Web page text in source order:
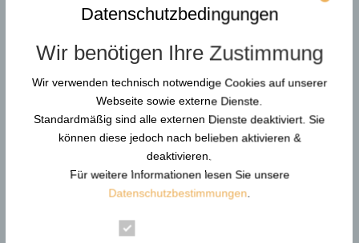
Handlungssicherheit als strategische Aufgabe der
stehen heute vor...
Durchsuchen…
Neue Artikel
Gewaltprävention
Datenschutzbedingungen
Wir benötigen Ihre Zustimmung
Wir verwenden technisch notwendige Cookies auf unserer
Webseite sowie externe Dienste.
Standardmäßig sind alle externen Dienste deaktiviert. Sie
können diese jedoch nach belieben aktivieren &
deaktivieren.
Für weitere Informationen lesen Sie unsere
Datenschutzbestimmungen.